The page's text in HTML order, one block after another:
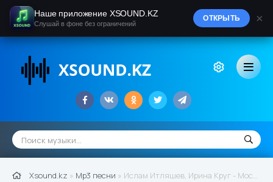
Xsound.kz » Mp3 песни » Ислам Итляшев, Ирина Круг - Москва - Владивосток (2021)
Наше приложение XSOUND.KZ
Слушай в фоне без ограничений
ОТКРЫТЬ ×